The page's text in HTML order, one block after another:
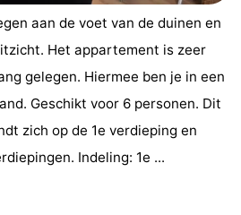
aan de voet van de duinen en
Het appartement is zeer
gelegen. Hiermee ben je in een
Geschikt voor 6 personen. Dit
zich op de 1e verdieping en
Indeling: 1e ...